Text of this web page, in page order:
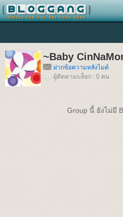
~Baby
ฝากข้อความหลังไมค์
ผู้ติดตามบล็อก : 0 คน
Group นี้ ยังไม่มี